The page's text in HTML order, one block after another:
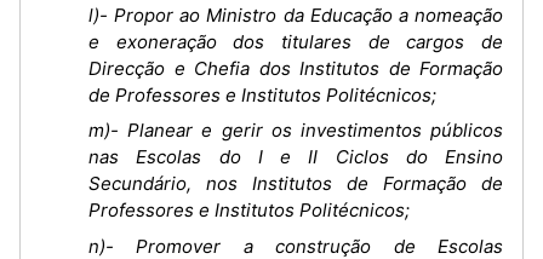
l)- Propor ao Ministro da Educação a nomeação
e exoneração dos titulares de cargos de
Direcção e Chefia dos Institutos de Formação
de Professores e Institutos Politécnicos;
m)- Planear e gerir os investimentos públicos
nas Escolas do I e II Ciclos do Ensino
Secundário, nos Institutos de Formação de
Professores e Institutos Politécnicos;
n)- Promover a construção de Escolas